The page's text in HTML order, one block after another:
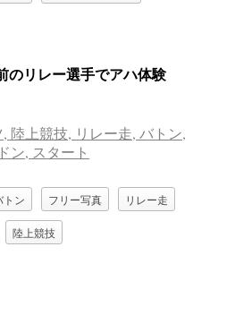
のリレー選手でアハ体験
トン フリー写真 リレー走
陸上競技